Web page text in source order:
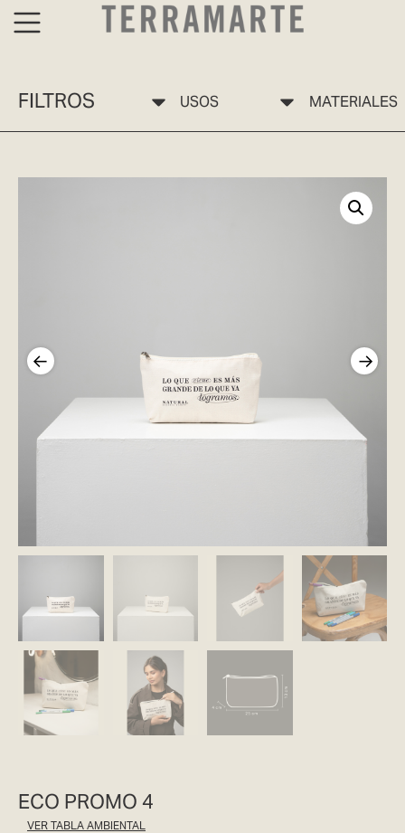
FILTROS USOS MATERIALES
ECO PROMO 4
VER TABLA AMBIENTAL